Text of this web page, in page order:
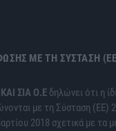
ΜΕ ΤΗ ΣΎΣΤΑΣΗ
ΣΙΑ Ο.Ε δηλώνει ότι η
με τη Σύσταση (ΕΕ)
2018 σχετικά με τα